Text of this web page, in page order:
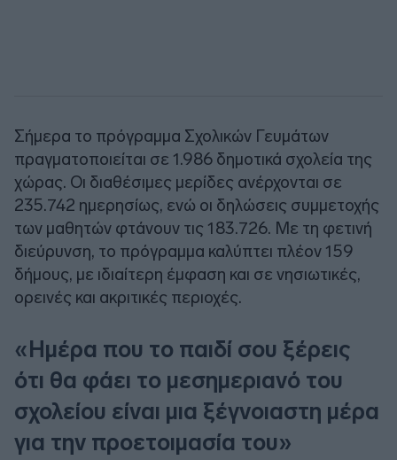
Σήμερα το πρόγραμμα Σχολικών Γευμάτων
πραγματοποιείται σε 1.986 δημοτικά σχολεία της
χώρας. Οι διαθέσιμες μερίδες ανέρχονται σε
235.742 ημερησίως, ενώ οι δηλώσεις συμμετοχής
των μαθητών φτάνουν τις 183.726. Με τη φετινή
διεύρυνση, το πρόγραμμα καλύπτει πλέον 159
δήμους, με ιδιαίτερη έμφαση και σε νησιωτικές,
ορεινές και ακριτικές περιοχές.
«Ημέρα που το παιδί σου ξέρεις
ότι θα φάει το μεσημεριανό του
σχολείου είναι μια ξέγνοιαστη μέρα
για την προετοιμασία του»